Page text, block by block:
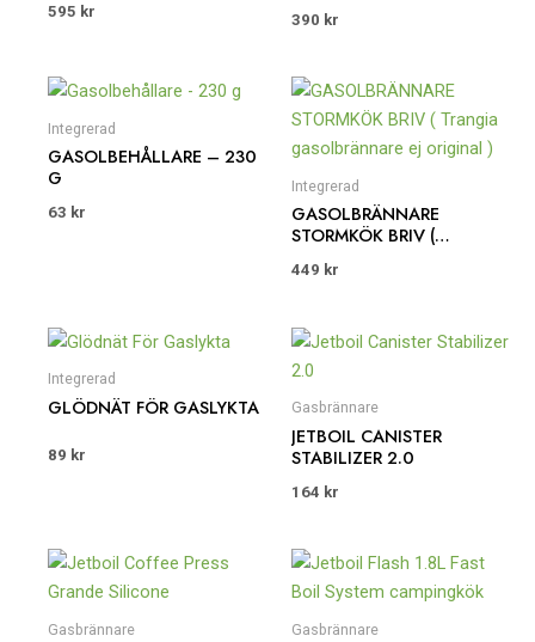
595 kr
GRAM)
390 kr
Integrerad
GASOLBEHÅLLARE – 230
G
63 kr
Integrerad
GASOLBRÄNNARE
STORMKÖK BRIV (
GASOLBRÄNNARE EJ
449 kr
Integrerad
GLÖDNÄT FÖR GASLYKTA
89 kr
Gasbrännare
JETBOIL CANISTER
STABILIZER 2.0
164 kr
Gasbrännare Gasbrännare